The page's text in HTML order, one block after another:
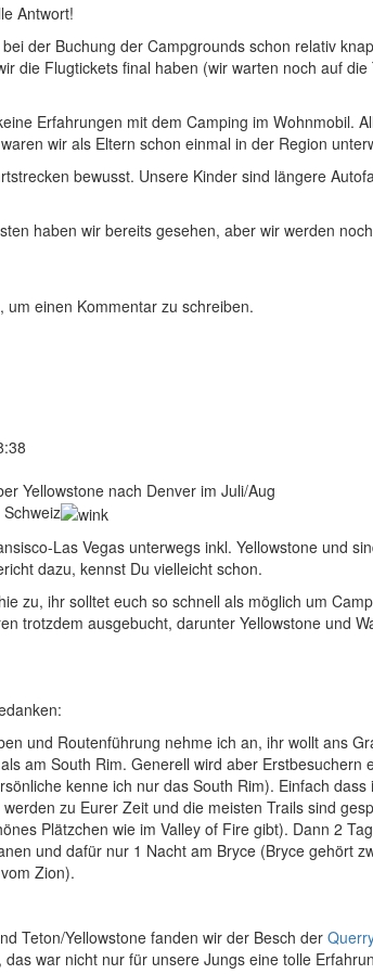
Antwort!
der Buchung der Campgrounds schon relativ
die Flugtickets final haben (wir warten noch auf
Erfahrungen mit dem Camping im Wohnmobil.
wir als Eltern schon einmal in der Region
bewusst. Unsere Kinder sind längere
haben wir bereits gesehen, aber wir werden
, um einen Kommentar zu schreiben.
Yellowstone nach Denver im Juli/Aug
Las Vegas unterwegs inkl. Yellowstone und
dazu, kennst Du vielleicht schon.
zu, ihr solltet euch so schnell als möglich um
trotzdem ausgebucht, darunter Yellowstone und
und Routenführung nehme ich an, ihr wollt ans
am South Rim. Generell wird aber
kenne ich nur das South Rim). Einfach
zu Eurer Zeit und die meisten Trails sind
Plätzchen wie im Valley of Fire gibt). Dann 2
und dafür nur 1 Nacht am Bryce (Bryce gehört
Zion).
Teton/Yellowstone fanden wir der Besch der
war nicht nur für unsere Jungs eine tolle